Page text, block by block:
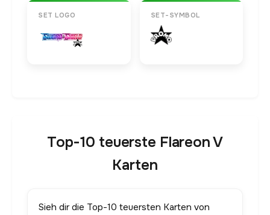
SET LOGO SET-SYMBOL
Top-10 teuerste Flareon V
Karten
Sieh dir die Top-10 teuersten Karten von